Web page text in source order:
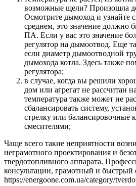
возможные щели? Произошла
Осмотрите дымоход и узнайте
среднем, это значение должно
ПА. Если у вас это значение
регулятор на дымоотвод. Еще
если диаметр дымоотводной
дымохода котла. Здесь также
регулятора;
в случае, когда вы решили
дом или агрегат не рассчитан
температура также может не
сбалансировать систему,
стрелку или балансировочные
смесителями;
Чаще всего такие неприятности
неграмотного проектирования и
твердотопливного аппарата.
консультации, грамотный и быстрый
https://energoone.com.ua/category/